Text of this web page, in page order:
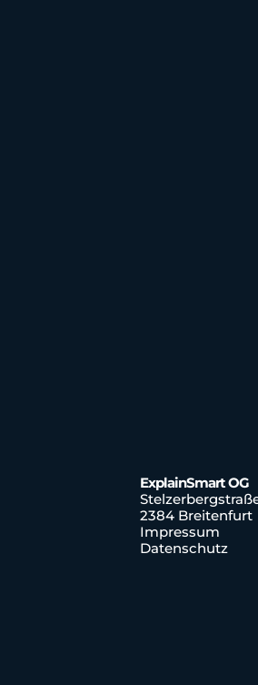
ExplainSmart OG
2384 Breitenfurt
Impressum
Datenschutz